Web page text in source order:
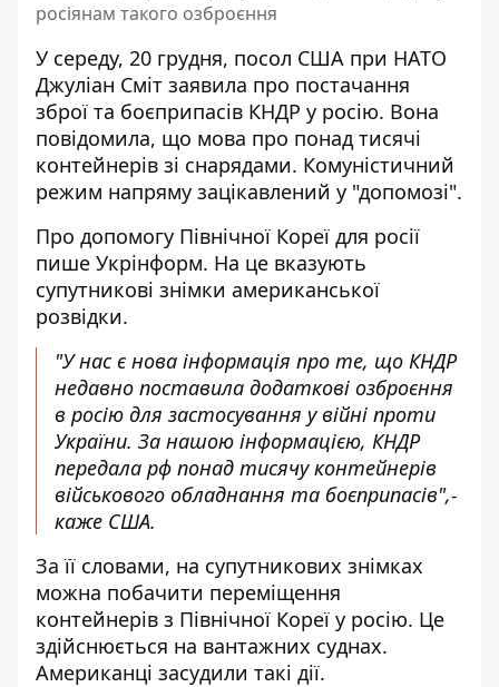
росіянам такого озброєння
У середу, 20 грудня, посол США при НАТО
Джуліан Сміт заявила про постачання
зброї та боєприпасів КНДР у росію. Вона
повідомила, що мова про понад тисячі
контейнерів зі снарядами. Комуністичний
режим напряму зацікавлений у "допомозі".
Про допомогу Північної Кореї для росії
пише Укрінформ. На це вказують
супутникові знімки американської
розвідки.
"У нас є нова інформація про те, що КНДР
недавно поставила додаткові озброєння
в росію для застосування у війні проти
України. За нашою інформацією, КНДР
передала рф понад тисячу контейнерів
військового обладнання та боєприпасів",-
каже США.
За її словами, на супутникових знімках
можна побачити переміщення
контейнерів з Північної Кореї у росію. Це
здійснюється на вантажних суднах.
Американці засудили такі дії.